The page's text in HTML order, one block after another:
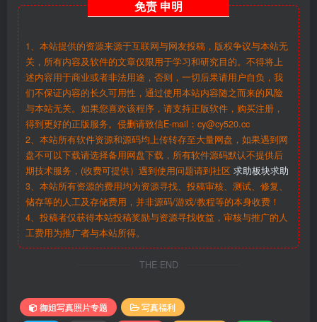
免责 申明
1、本站提供的资源来源于互联网与网友投稿，版权争议与本站无
关，所有内容及软件的文章仅限用于学习和研究目的。不得将上
述内容用于商业或者非法用途，否则，一切后果请用户自负，我
们不保证内容的长久可用性，通过使用本站内容随之而来的风险
与本站无关。如果您喜欢该程序，请支持正版软件，购买注册，
得到更好的正版服务。侵删请致信E-mail：cy@cy520.cc
2、本站所有软件资源和源码均上传转存至大量网盘，如果遇到网
盘不可以下载请选择备用网盘下载，所有软件源码默认不提供后
期技术服务，(收费可提供）遇到使用问题请到社区 求助板块求助
3、本站所有资源的费用均为资源寻找、投稿审核、测试、修复、
储存等的人工及存储费用，并非源码/游戏/教程等的本身收费！
4、投稿者仅获得本站投稿奖励与资源寻找收益，审核与推广的人
工费用为推广者与本站所得。
THE END
御姐写真照片专题
写真福利